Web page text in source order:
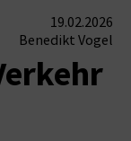
19.02.2026
Benedikt Vogel